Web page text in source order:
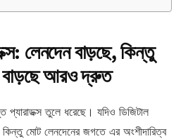
লেনদেন বাড়ছে, কিন্তু
বাড়ছে আরও দ্রুত
তুলে ধরেছে। যদিও ডিজিটাল
কিন্তু মোট লেনদেনের জগতে এর অংশীদারিত্ব